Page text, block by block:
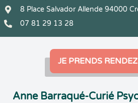
8 Place Salvador Allende 94000
07 81 29 13 28
JE PRENDS
Anne Barraqué-Curié